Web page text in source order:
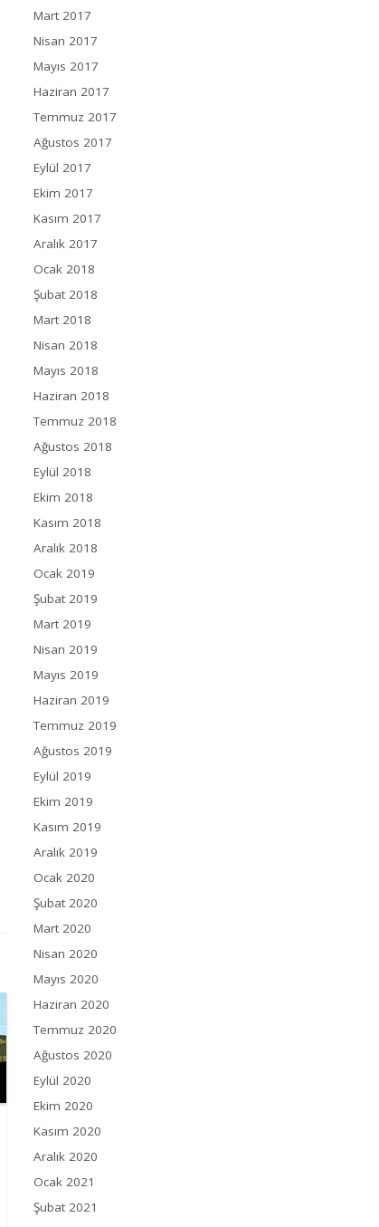
Mart 2017
Nisan 2017
Mayıs 2017
Haziran 2017
Temmuz 2017
Ağustos 2017
Eylül 2017
Ekim 2017
Kasım 2017
Aralık 2017
Ocak 2018
Şubat 2018
Mart 2018
Nisan 2018
Mayıs 2018
Haziran 2018
Temmuz 2018
Ağustos 2018
Eylül 2018
Ekim 2018
Kasım 2018
Aralık 2018
Ocak 2019
Şubat 2019
Mart 2019
Nisan 2019
Mayıs 2019
Haziran 2019
Temmuz 2019
Ağustos 2019
Eylül 2019
Ekim 2019
Kasım 2019
Aralık 2019
Ocak 2020
Şubat 2020
Mart 2020
Nisan 2020
Mayıs 2020
Haziran 2020
Temmuz 2020
Ağustos 2020
Eylül 2020
Ekim 2020
Kasım 2020
Aralık 2020
Ocak 2021
Şubat 2021